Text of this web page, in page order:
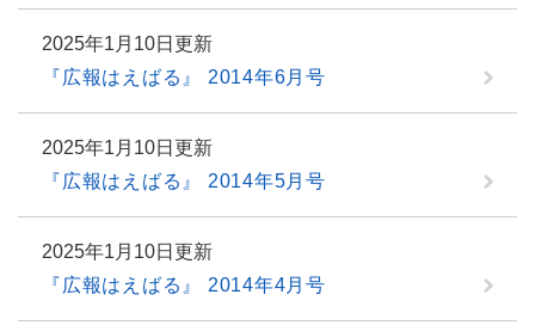
2025年1月10日更新
『広報はえばる』 2014年6月号
2025年1月10日更新
『広報はえばる』 2014年5月号
2025年1月10日更新
『広報はえばる』 2014年4月号